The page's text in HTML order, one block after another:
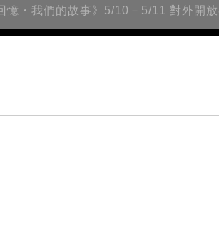
憶・我們的故事》5/10－5/11 對外開